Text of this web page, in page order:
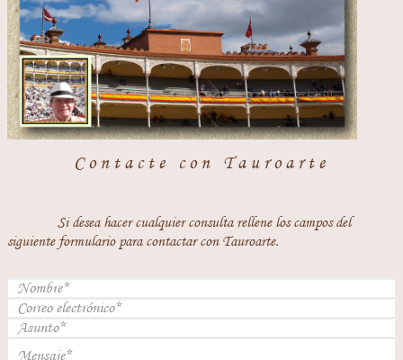
Contacte con Tauroarte
Si desea hacer cualquier consulta rellene los campos del
siguiente formulario para contactar con Tauroarte.